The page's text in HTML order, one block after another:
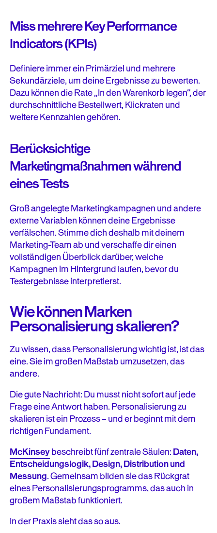
Miss mehrere Key Performance
Indicators (KPIs)
Definiere immer ein Primärziel und mehrere
Sekundärziele, um deine Ergebnisse zu bewerten.
Dazu können die Rate „In den Warenkorb legen“, der
durchschnittliche Bestellwert, Klickraten und
weitere Kennzahlen gehören.
Berücksichtige
Marketingmaßnahmen während
eines Tests
Groß angelegte Marketingkampagnen und andere
externe Variablen können deine Ergebnisse
verfälschen. Stimme dich deshalb mit deinem
Marketing-Team ab und verschaffe dir einen
vollständigen Überblick darüber, welche
Kampagnen im Hintergrund laufen, bevor du
Testergebnisse interpretierst.
Wie können Marken
Personalisierung skalieren?
Zu wissen, dass Personalisierung wichtig ist, ist das
eine. Sie im großen Maßstab umzusetzen, das
andere.
Die gute Nachricht: Du musst nicht sofort auf jede
Frage eine Antwort haben. Personalisierung zu
skalieren ist ein Prozess – und er beginnt mit dem
richtigen Fundament.
McKinseybeschreibt fünf zentrale Säulen:Daten,
Entscheidungslogik, Design, Distribution und
Messung. Gemeinsam bilden sie das Rückgrat
eines Personalisierungsprogramms, das auch in
großem Maßstab funktioniert.
In der Praxis sieht das so aus.